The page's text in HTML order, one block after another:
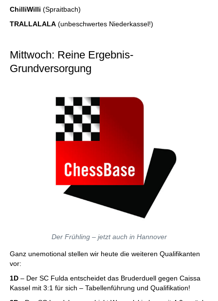
ChilliWilli (Spraitbach)
TRALLALALA (unbeschwertes Niederkassel!)
Mittwoch: Reine Ergebnis-
Grundversorgung
Der Frühling – jetzt auch in Hannover
Ganz unemotional stellen wir heute die weiteren Qualifikanten
vor:
1D – Der SC Fulda entscheidet das Bruderduell gegen Caissa
Kassel mit 3:1 für sich – Tabellenführung und Qualifikation!